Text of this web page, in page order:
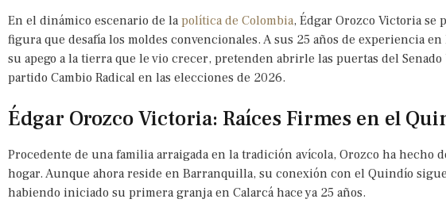
En el dinámico escenario de la política de Colombia, Édgar Orozco Victoria se
figura que desafía los moldes convencionales. A sus 25 años de experiencia
su apego a la tierra que le vio crecer, pretenden abrirle las puertas del
partido Cambio Radical en las elecciones de 2026.
Édgar Orozco Victoria: Raíces Firmes en el
Procedente de una familia arraigada en la tradición avícola, Orozco ha hecho
hogar. Aunque ahora reside en Barranquilla, su conexión con el Quindío
habiendo iniciado su primera granja en Calarcá hace ya 25 años.